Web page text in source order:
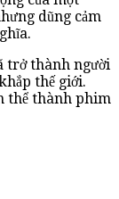
dũng cảm
trở thành người
thế giới.
thể thành phim